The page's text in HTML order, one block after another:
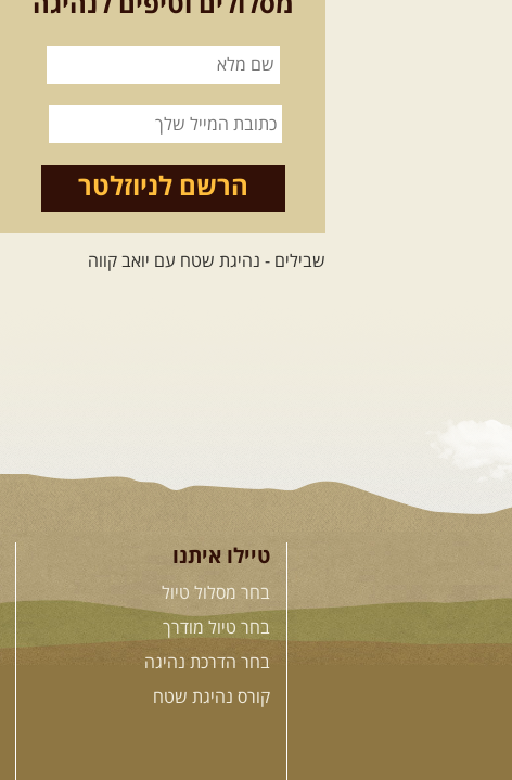
הרשם לניוזלטר
טיילו איתנו
בחר מסלול טיול
בחר טיול מודרך
בחר הדרכת נהיגה
קורס נהיגת שטח